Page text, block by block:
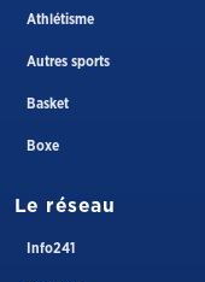
Athlétisme
Autres sports
Basket
Boxe
Le réseau
Info241